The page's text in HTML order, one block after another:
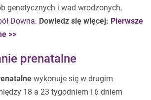
genetycznych i wad wrodzonych,
Downa. Dowiedz się więcej: Pierwsze
>>
prenatalne
wykonuje się w drugim
18 a 23 tygodniem i 6 dniem